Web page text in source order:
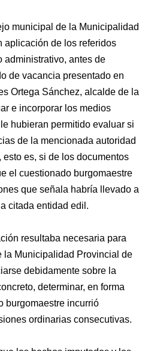
municipal de la Municipalidad
aplicación de los referidos
administrativo, antes de
de vacancia presentado en
Ortega Sánchez, alcalde de la
e incorporar los medios
hubieran permitido evaluar si
de la mencionada autoridad
es, si de los documentos
el cuestionado burgomaestre
que señala habría llevado a
citada entidad edil.
resultaba necesaria para
la Municipalidad Provincial de
debidamente sobre la
determinar, en forma
burgomaestre incurrió
ordinarias consecutivas.